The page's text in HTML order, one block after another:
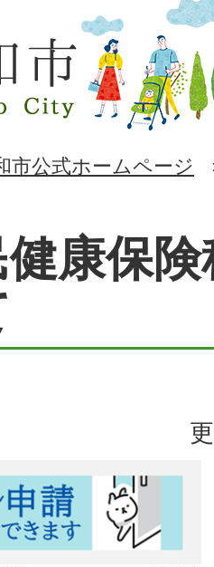
市公式ホームページ
健康保